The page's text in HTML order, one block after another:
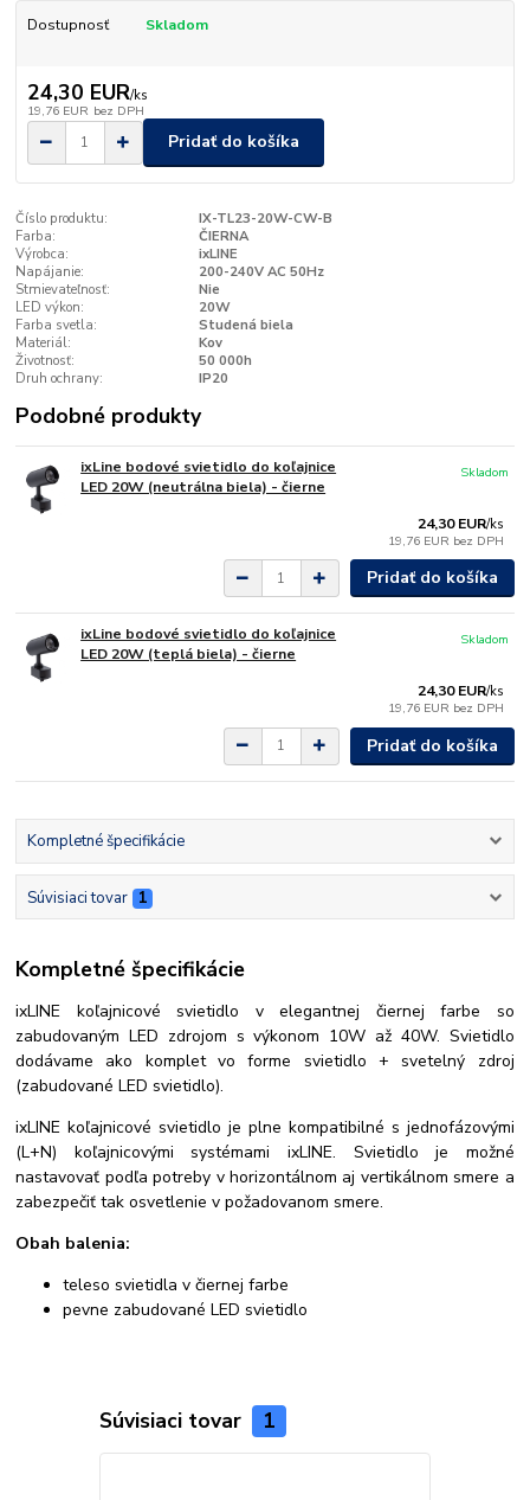
Dostupnosť Skladom
24,30 EUR/ks
19,76 EUR bez DPH
Pridať do košíka
Číslo produktu:
IX-TL23-20W-CW-B
Farba:
ČIERNA
Výrobca:
ixLINE
Napájanie:
200-240V AC 50Hz
Stmievateľnosť:
Nie
LED výkon:
20W
Farba svetla:
Studená biela
Materiál:
Kov
Životnosť:
50 000h
Druh ochrany:
IP20
Podobné produkty
ixLine bodové svietidlo do koľajnice
LED 20W (neutrálna biela) - čierne
24,30 EUR/ks
19,76 EUR bez DPH
Skladom
Pridať do košíka
ixLine bodové svietidlo do koľajnice
LED 20W (teplá biela) - čierne
24,30 EUR/ks
19,76 EUR bez DPH
Skladom
Pridať do košíka
Kompletné špecifikácie
Súvisiaci tovar 1
Kompletné špecifikácie
ixLINE koľajnicové svietidlo v elegantnej čiernej farbe so
zabudovaným LED zdrojom s výkonom 10W až 40W. Svietidlo
dodávame ako komplet vo forme svietidlo + svetelný zdroj
(zabudované LED svietidlo).
ixLINE koľajnicové svietidlo je plne kompatibilné s jednofázovými
(L+N) koľajnicovými systémami ixLINE. Svietidlo je možné
nastavovať podľa potreby v horizontálnom aj vertikálnom smere a
zabezpečiť tak osvetlenie v požadovanom smere.
Obah balenia:
teleso svietidla v čiernej farbe
pevne zabudované LED svietidlo
Súvisiaci tovar 1